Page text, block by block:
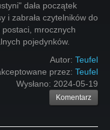
dała początek
i zabrała czytelników do
postaci, mrocznych
pojedynków.
Autor: Teufel
przez: Teufel
Wysłano: 2024-05-19
Komentarz